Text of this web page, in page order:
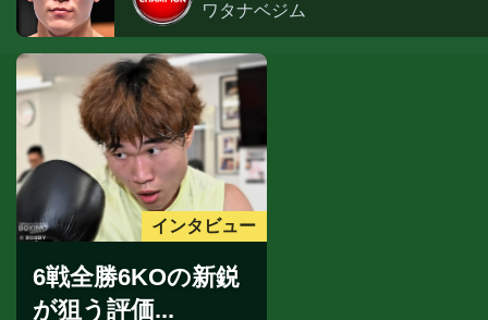
ワタナベジム
インタビュー
6戦全勝6KOの新鋭
が狙う評価...